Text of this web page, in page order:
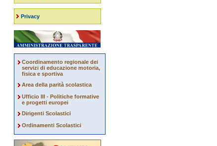
Privacy
Coordinamento regionale dei
servizi di educazione motoria,
fisica e sportiva
Area della parità scolastica
Ufficio III - Politiche formative
e progetti europei
Dirigenti Scolastici
Ordinamenti Scolastici